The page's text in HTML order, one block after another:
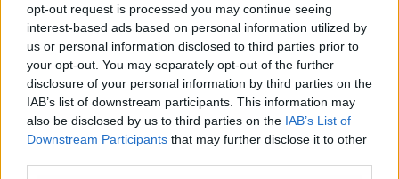
opt-out request is processed you may continue seeing
interest-based ads based on personal information utilized by
us or personal information disclosed to third parties prior to
your opt-out. You may separately opt-out of the further
disclosure of your personal information by third parties on the
IAB’s list of downstream participants. This information may
also be disclosed by us to third parties on the IAB’s List of
Downstream Participants that may further disclose it to other
«Tanta coerenza nella comunicazione da parte
degli operatori sanitari. I dubbi sono leciti e
non dimentichiamo che stiamo parlando di
un vaccino nuovo, approvato in tempi record,
con un meccanismo d’azione innovativo.
Come esperto di vaccini sono entusiasta per
tutto questo, ma capisco che i non addetti ai
lavori possano nutrire delle preoccupazioni. E